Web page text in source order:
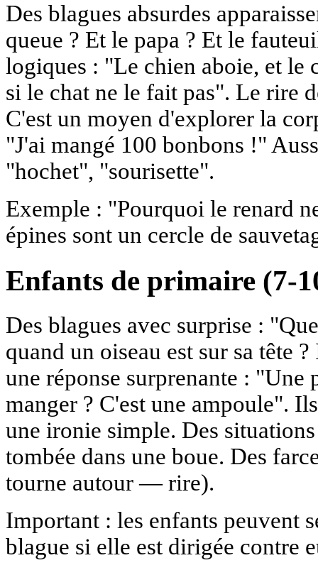
Des blagues absurdes
queue ? Et le papa ? Et le
logiques : "Le chien aboie, et
si le chat ne le fait pas". Le rire
C'est un moyen d'explorer la
"J'ai mangé 100 bonbons !"
"hochet", "sourisette".
Exemple : "Pourquoi le renard
épines sont un cercle de
Enfants de primaire (7-
Des blagues avec surprise :
quand un oiseau est sur sa tête
une réponse surprenante : "Une
manger ? C'est une ampoule".
une ironie simple. Des
tombée dans une boue. Des
tourne autour — rire).
Important : les enfants peuvent
blague si elle est dirigée contre